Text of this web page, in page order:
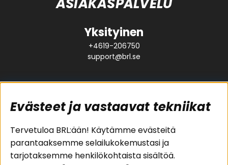
Yksityinen
+4619-206750
support@brl.se
Suositut sivut
Pakettiratkaisut
Autostereot
Asiakaspalvelu
Evästeet
Huolto- ja
Evästeet ja vastaavat tekniikat
Tervetuloa BRL:ään! Käytämme evästeitä
parantaaksemme selailukokemustasi ja
tarjotaksemme henkilökohtaista sisältöä.